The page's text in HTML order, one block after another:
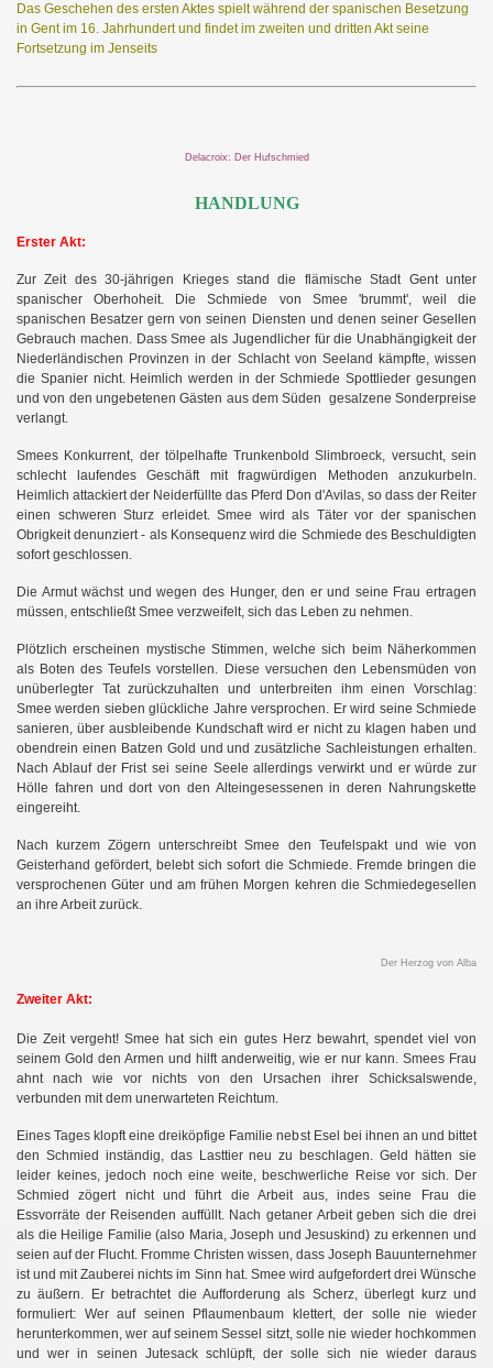
Das Geschehen des ersten Aktes spielt während der spanischen Besetzung
in Gent im 16. Jahrhundert und findet im zweiten und dritten Akt seine
Fortsetzung im Jenseits
Delacroix: Der Hufschmied
HANDLUNG
Erster Akt:
Zur Zeit des 30-jährigen Krieges stand die flämische Stadt Gent unter
spanischer Oberhoheit. Die Schmiede von Smee 'brummt', weil die
spanischen Besatzer gern von seinen Diensten und denen seiner Gesellen
Gebrauch machen. Dass Smee als Jugendlicher für die Unabhängigkeit der
Niederländischen Provinzen in der Schlacht von Seeland kämpfte, wissen
die Spanier nicht. Heimlich werden in der Schmiede Spottlieder gesungen
und von den ungebetenen Gästen aus dem Süden gesalzene Sonderpreise
verlangt.
Smees Konkurrent, der tölpelhafte Trunkenbold Slimbroeck, versucht, sein
schlecht laufendes Geschäft mit fragwürdigen Methoden anzukurbeln.
Heimlich attackiert der Neiderfüllte das Pferd Don d'Avilas, so dass der Reiter
einen schweren Sturz erleidet. Smee wird als Täter vor der spanischen
Obrigkeit denunziert - als Konsequenz wird die Schmiede des Beschuldigten
sofort geschlossen.
Die Armut wächst und wegen des Hunger, den er und seine Frau ertragen
müssen, entschließt Smee verzweifelt, sich das Leben zu nehmen.
Plötzlich erscheinen mystische Stimmen, welche sich beim Näherkommen
als Boten des Teufels vorstellen. Diese versuchen den Lebensmüden von
unüberlegter Tat zurückzuhalten und unterbreiten ihm einen Vorschlag:
Smee werden sieben glückliche Jahre versprochen. Er wird seine Schmiede
sanieren, über ausbleibende Kundschaft wird er nicht zu klagen haben und
obendrein einen Batzen Gold und und zusätzliche Sachleistungen erhalten.
Nach Ablauf der Frist sei seine Seele allerdings verwirkt und er würde zur
Hölle fahren und dort von den Alteingesessenen in deren Nahrungskette
eingereiht.
Nach kurzem Zögern unterschreibt Smee den Teufelspakt und wie von
Geisterhand gefördert, belebt sich sofort die Schmiede. Fremde bringen die
versprochenen Güter und am frühen Morgen kehren die Schmiedegesellen
an ihre Arbeit zurück
Der Herzog von Alba
Zweiter Akt:
Die Zeit vergeht! Smee hat sich ein gutes Herz bewahrt, spendet viel von
seinem Gold den Armen und hilft anderweitig, wie er nur kann. Smees Frau
ahnt nach wie vor nichts von den Ursachen ihrer Schicksalswende,
verbunden mit dem unerwarteten Reichtum.
Eines Tages klopft eine dreiköpfige Familie nebst Esel bei ihnen an und bittet
den Schmied inständig, das Lasttier neu zu beschlagen. Geld hätten sie
leider keines, jedoch noch eine weite, beschwerliche Reise vor sich. Der
Schmied zögert nicht und führt die Arbeit aus, indes seine Frau die
Essvorräte der Reisenden auffüllt. Nach getaner Arbeit geben sich die drei
als die Heilige Familie (also Maria, Joseph und Jesuskind) zu erkennen und
seien auf der Flucht. Fromme Christen wissen, dass Joseph Bauunternehmer
ist und mit Zauberei nichts im Sinn hat. Smee wird aufgefordert drei Wünsche
zu äußern. Er betrachtet die Aufforderung als Scherz, überlegt kurz und
formuliert: Wer auf seinen Pflaumenbaum klettert, der solle nie wieder
herunterkommen, wer auf seinem Sessel sitzt, solle nie wieder hochkommen
und wer in seinen Jutesack schlüpft, der solle sich nie wieder daraus